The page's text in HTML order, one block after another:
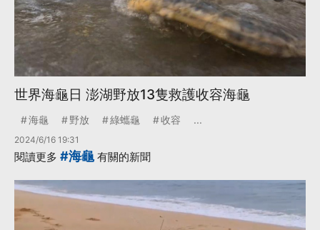
世界海龜日 澎湖野放13隻救護收容海龜
海龜 野放 綠蠵龜 收容 ...
2024/6/16 19:31
閱讀更多 #海龜有關的新聞